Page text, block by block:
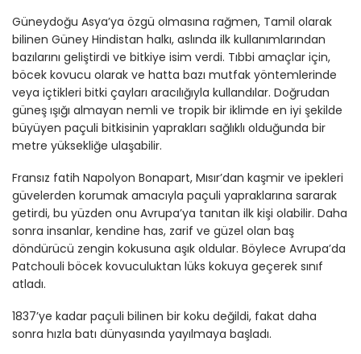
Güneydoğu Asya’ya özgü olmasına rağmen, Tamil olarak
bilinen Güney Hindistan halkı, aslında ilk kullanımlarından
bazılarını geliştirdi ve bitkiye isim verdi. Tıbbi amaçlar için,
böcek kovucu olarak ve hatta bazı mutfak yöntemlerinde
veya içtikleri bitki çayları aracılığıyla kullandılar. Doğrudan
güneş ışığı almayan nemli ve tropik bir iklimde en iyi şekilde
büyüyen paçuli bitkisinin yaprakları sağlıklı olduğunda bir
metre yüksekliğe ulaşabilir.
Fransız fatih Napolyon Bonapart, Mısır’dan kaşmir ve ipekleri
güvelerden korumak amacıyla paçuli yapraklarına sararak
getirdi, bu yüzden onu Avrupa’ya tanıtan ilk kişi olabilir. Daha
sonra insanlar, kendine has, zarif ve güzel olan baş
döndürücü zengin kokusuna aşık oldular. Böylece Avrupa’da
Patchouli böcek kovuculuktan lüks kokuya geçerek sınıf
atladı.
1837’ye kadar paçuli bilinen bir koku değildi, fakat daha
sonra hızla batı dünyasında yayılmaya başladı.